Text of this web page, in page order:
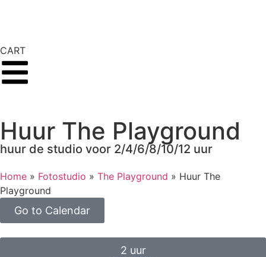
CART
Huur The Playground
huur de studio voor 2/4/6/8/10/12 uur
Home » Fotostudio » The Playground » Huur The
Playground
Go to Calendar
2 uur